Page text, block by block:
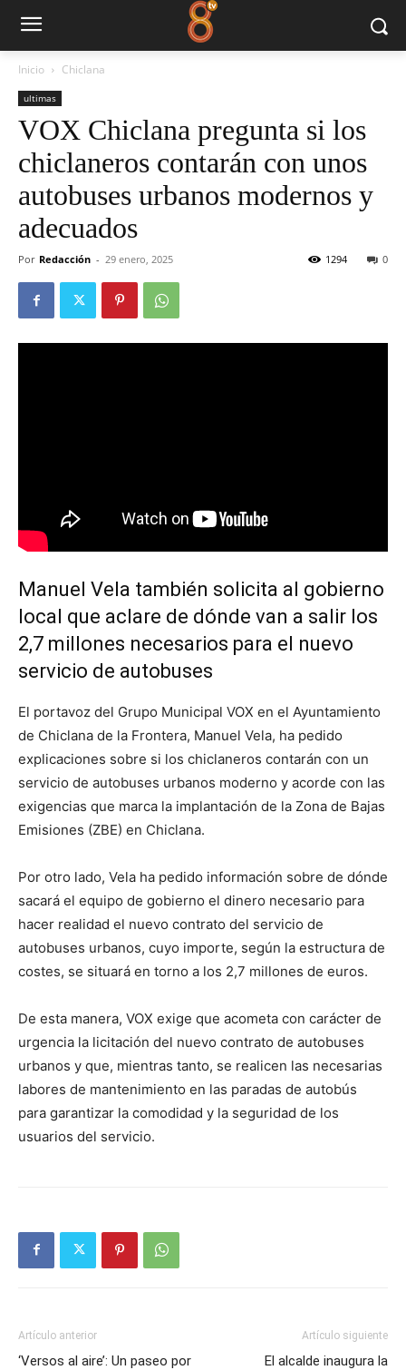
Inicio Chiclana
ultimas
VOX Chiclana pregunta si los
chiclaneros contarán con unos
autobuses urbanos modernos y
adecuados
Por Redacción - 29 enero, 2025 0
1294
Manuel Vela también solicita al gobierno
local que aclare de dónde van a salir los
2,7 millones necesarios para el nuevo
servicio de autobuses
El portavoz del Grupo Municipal VOX en el Ayuntamiento
de Chiclana de la Frontera, Manuel Vela, ha pedido
explicaciones sobre si los chiclaneros contarán con un
servicio de autobuses urbanos moderno y acorde con las
exigencias que marca la implantación de la Zona de Bajas
Emisiones (ZBE) en Chiclana.
Por otro lado, Vela ha pedido información sobre de dónde
sacará el equipo de gobierno el dinero necesario para
hacer realidad el nuevo contrato del servicio de
autobuses urbanos, cuyo importe, según la estructura de
costes, se situará en torno a los 2,7 millones de euros.
De esta manera, VOX exige que acometa con carácter de
urgencia la licitación del nuevo contrato de autobuses
urbanos y que, mientras tanto, se realicen las necesarias
labores de mantenimiento en las paradas de autobús
para garantizar la comodidad y la seguridad de los
usuarios del servicio.
Artículo anterior
‘Versos al aire’: Un paseo por
Artículo siguiente
El alcalde inaugura la